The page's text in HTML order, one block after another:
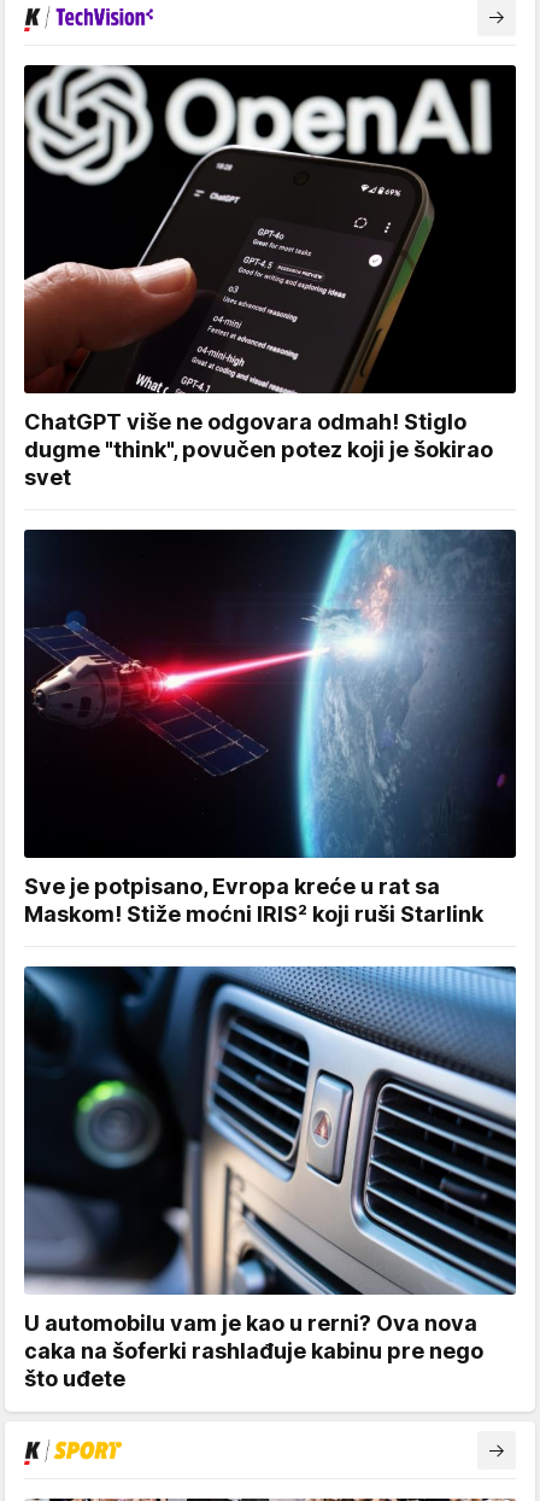
ChatGPT više ne odgovara odmah! Stiglo
dugme "think", povučen potez koji je šokirao
svet
Sve je potpisano, Evropa kreće u rat sa
Maskom! Stiže moćni IRIS² koji ruši Starlink
U automobilu vam je kao u rerni? Ova nova
caka na šoferki rashlađuje kabinu pre nego
što uđete